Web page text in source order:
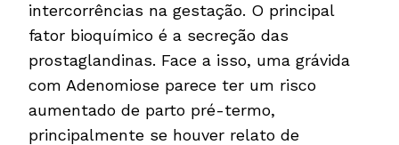
intercorrências na gestação. O principal
fator bioquímico é a secreção das
prostaglandinas. Face a isso, uma grávida
com Adenomiose parece ter um risco
aumentado de parto pré-termo,
principalmente se houver relato de